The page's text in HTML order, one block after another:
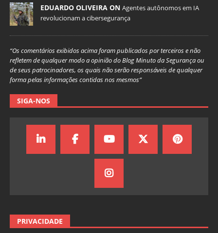
EDUARDO OLIVEIRA ON Agentes autônomos em IA
revolucionam a cibersegurança
“Os comentários exibidos acima foram publicados por terceiros e não
refletem de qualquer modo a opinião do Blog Minuto da Segurança ou
de seus patrocinadores, os quais não serão responsáveis de qualquer
forma pelas informações contidas nos mesmos”
SIGA-NOS
PRIVACIDADE